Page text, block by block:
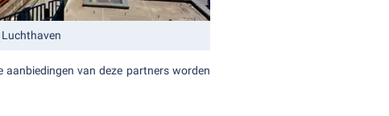
van deze partners worden